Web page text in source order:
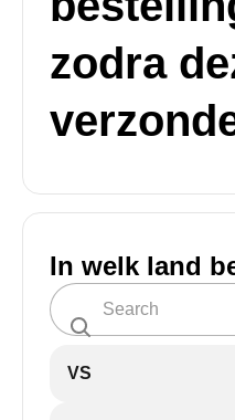
zodra
In welk land
VS